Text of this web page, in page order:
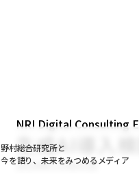
野村総合研究所と
今を語り、未来をみつめるメディア
NRI Digital Consulting
生成AI導入
2024年11月01日